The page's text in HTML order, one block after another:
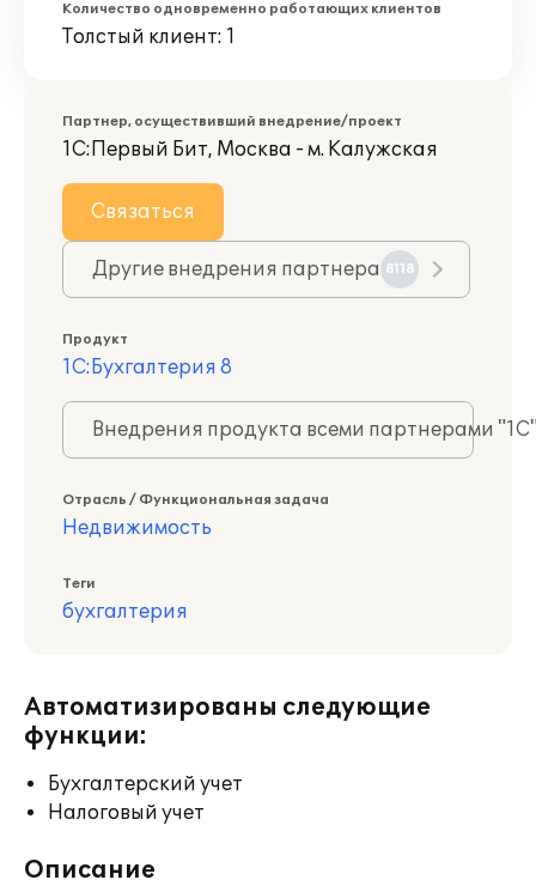
Количество одновременно работающих клиентов
Толстый клиент: 1
Партнер, осуществивший внедрение/проект
1С:Первый Бит, Москва - м. Калужская
Связаться
Другие внедрения партнера 8118
Продукт
1С:Бухгалтерия 8
Внедрения продукта всеми партнерами
Отрасль / Функциональная задача
Недвижимость
Теги
бухгалтерия
Автоматизированы следующие
функции:
Бухгалтерский учет
Налоговый учет
Описание